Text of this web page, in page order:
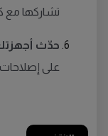
تشاركها مع
حدّث
على